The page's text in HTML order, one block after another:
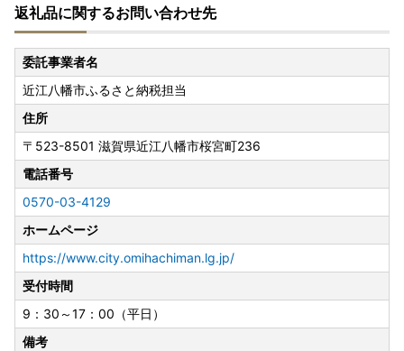
には開かないようご注意願います。 Ｘ社には、乗っ取ら
れた旨の報告と解決を依頼中です。 関係者の皆さま、フ
ォロアーの皆さまにはご心配とご迷惑をおかけし、深くお詫
び申し上げます。
---------------------------------------------------------------
----------------
★◇ 長期不在期間がある場合 ★
長期不在期間がある場合は、お申込みいただいた後に必ず以
下のメールアドレス又はふるさと納税コールセンターまでご
連絡ください。
city-omihachiman@dune.ocn.ne.jp
返礼品に関するお問い合わせ先
委託事業者名
近江八幡市ふるさと納税担当
住所
〒523-8501 滋賀県近江八幡市桜宮町236
電話番号
0570-03-4129
ホームページ
https://www.city.omihachiman.lg.jp/
受付時間
9：30～17：00（平日）
備考